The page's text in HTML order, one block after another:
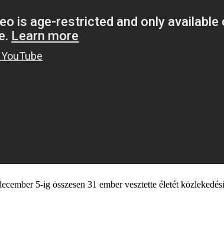
5-ig összesen 31 ember vesztette életét